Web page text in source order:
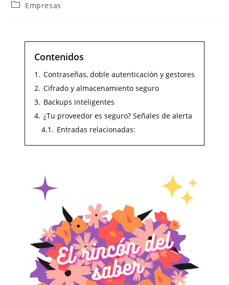
Empresas
Contenidos
1. Contraseñas, doble autenticación y gestores
2. Cifrado y almacenamiento seguro
3. Backups inteligentes
4. ¿Tu proveedor es seguro? Señales de alerta
4.1. Entradas relacionadas: